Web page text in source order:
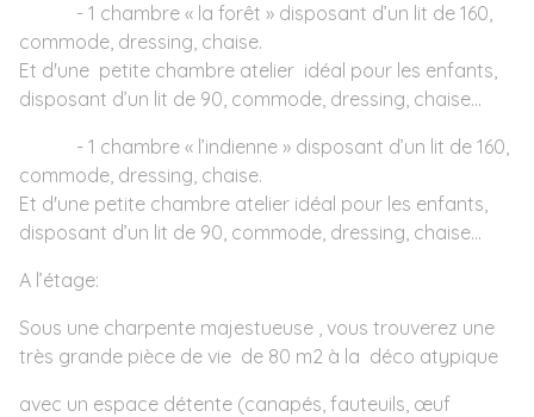
- 1 chambre « la forêt » disposant d’un lit de 160,
commode, dressing, chaise.
Et d'une petite chambre atelier idéal pour les enfants,
disposant d’un lit de 90, commode, dressing, chaise…
- 1 chambre « l’indienne » disposant d’un lit de 160,
commode, dressing, chaise.
Et d'une petite chambre atelier idéal pour les enfants,
disposant d’un lit de 90, commode, dressing, chaise…
A l’étage:
Sous une charpente majestueuse , vous trouverez une
très grande pièce de vie de 80 m2 à la déco atypique
avec un espace détente (canapés, fauteuils, œuf